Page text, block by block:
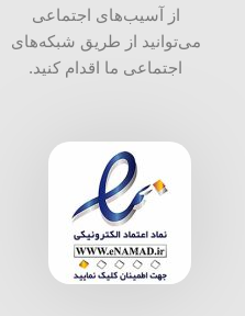
از آسیب‌های اجتماعی
می‌توانید از طریق شبکه‌‎های
اجتماعی ما اقدام کنید.